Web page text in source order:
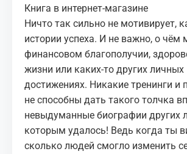
Книга в интернет-магазине
Ничто так сильно не мотивирует,
истории успеха. И не важно, о чём
финансовом благополучии,
жизни или каких-то других личных
достижениях. Никакие тренинги и
не способны дать такого толчка
невыдуманные биографии других
которым удалось! Ведь когда ты
сколько людей смогло изменить